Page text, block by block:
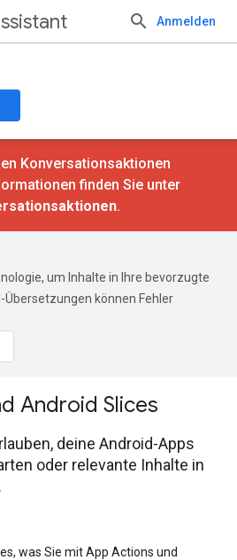
Anmelden
Konversationsaktionen
finden Sie unter
.
um Inhalte in Ihre bevorzugte
Übersetzungen können Fehler
Android Slices
deine Android-Apps
oder relevante Inhalte in
was Sie mit App Actions und